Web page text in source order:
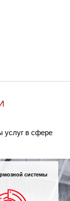
услуг в сфере
системы